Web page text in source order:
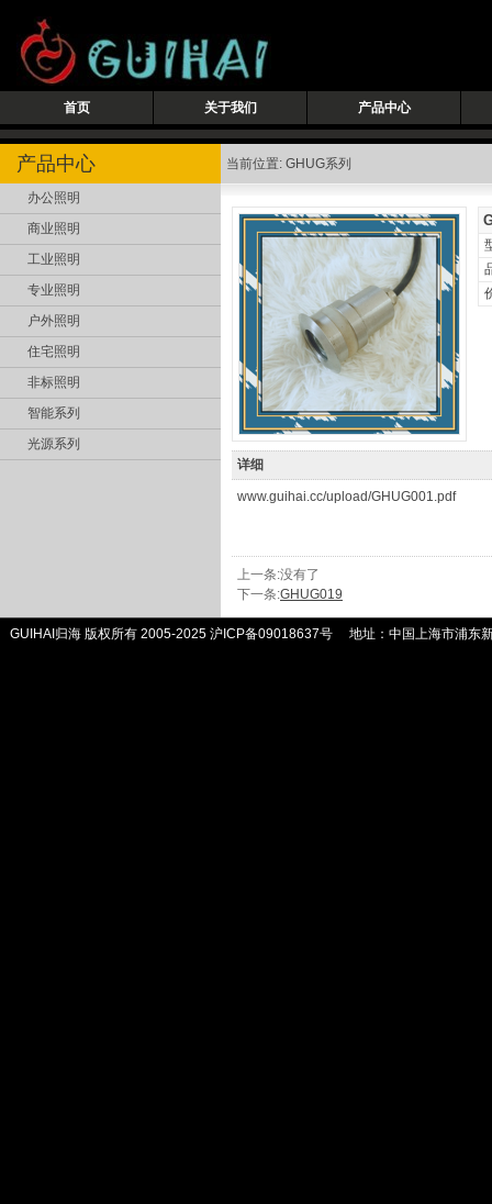
首页 关于我们 产品中心
当前位置: GHUG系列
详细
www.guihai.cc/upload/GHUG001.pdf
上一条:没有了
下一条:GHUG019
产品中心
办公照明
商业照明
工业照明
专业照明
户外照明
住宅照明
非标照明
智能系列
光源系列
GUIHAI归海 版权所有 2005-2025 沪ICP备09018637号 地址：中国上海市浦东